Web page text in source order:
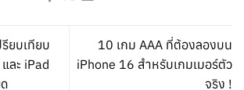
ยบเทียบ
ละ iPad
10 เกม AAA ที่ต้องลองบน
iPhone 16 สำหรับเกมเมอร์ตัว
จริง !